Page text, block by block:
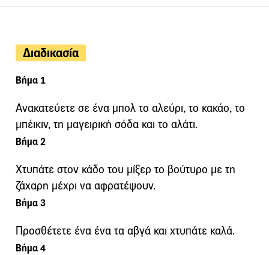
Διαδικασία
Βήμα 1
Ανακατεύετε σε ένα μπολ το αλεύρι, το κακάο, το
μπέικιν, τη μαγειρική σόδα και το αλάτι.
Βήμα 2
Χτυπάτε στον κάδο του μίξερ το βούτυρο με τη
ζάχαρη μέχρι να αφρατέψουν.
Βήμα 3
Προσθέτετε ένα ένα τα αβγά και χτυπάτε καλά.
Βήμα 4